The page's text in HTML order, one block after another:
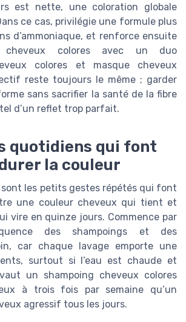
est nette, une coloration globale
ce cas, privilégie une formule plus
d’ammoniaque, et renforce ensuite
colores avec un duo
colores et masque cheveux
reste toujours le même ; garder
sans sacrifier la santé de la fibre
d’un reflet trop parfait.
quotidiens qui font
la couleur
les petits gestes répétés qui font
une couleur cheveux qui tient et
vire en quinze jours. Commence par
des shampoings et des
car chaque lavage emporte une
surtout si l’eau est chaude et
un shampoing cheveux colores
à trois fois par semaine qu’un
agressif tous les jours.